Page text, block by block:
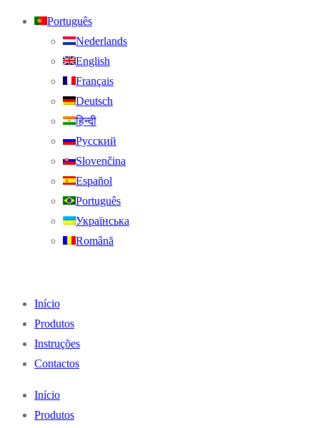
Português
Nederlands
English
Français
Deutsch
हिन्दी
Русский
Slovenčina
Español
Português
Українська
Română
Início
Produtos
Instruções
Contactos
Início
Produtos